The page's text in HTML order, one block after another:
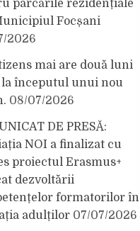
parcările rezidențiale
Focșani
2026
mai are două luni
la începutul unui nou
08/07/2026
DE PRESĂ:
NOI a finalizat cu
proiectul Erasmus+
dezvoltării
formatorilor în
adulților 07/07/2026